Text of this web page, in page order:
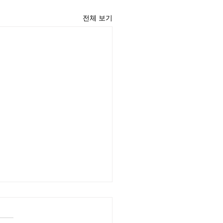
전체 보기
는 양심의 가책이 일어날